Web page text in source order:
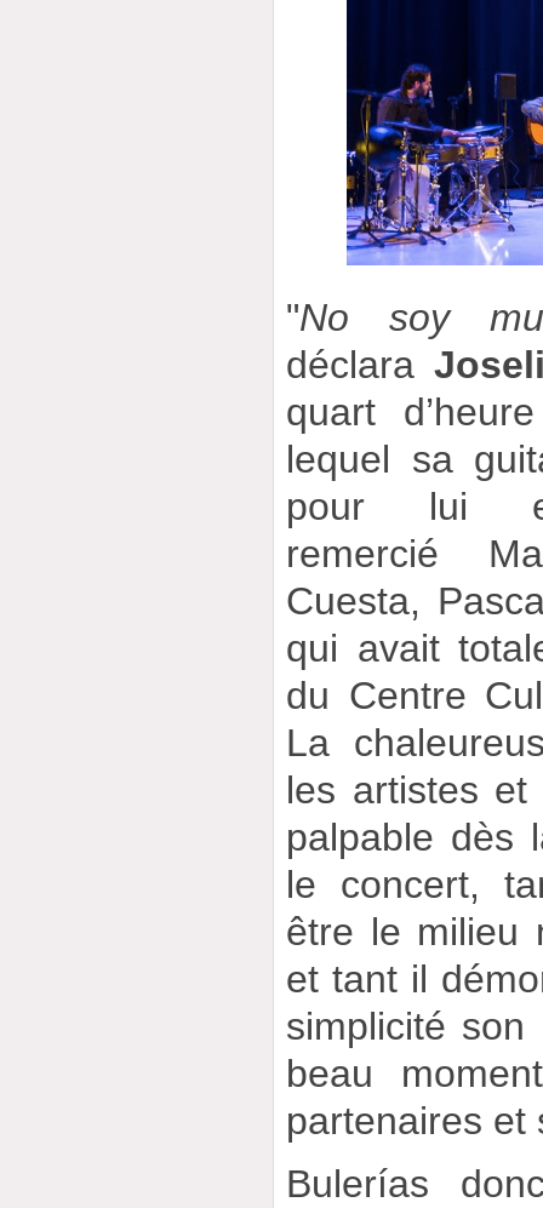
"No soy
déclara
quart
lequel sa
pour lui et
remercié
Cuesta,
qui avait
du Centre
La
les artistes et
palpable dès
le concert,
être le milieu
et tant il
simplicité
beau
partenaires et
Bulerías